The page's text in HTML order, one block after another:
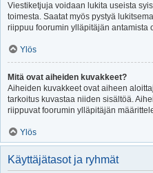
Viestiketjuja voidaan lukita useista
toimesta. Saatat myös pystyä
riippuu foorumin ylläpitäjän antamista
Ylös
Mitä ovat aiheiden kuvakkeet?
Aiheiden kuvakkeet ovat aiheen
tarkoitus kuvastaa niiden sisältöä.
riippuvat foorumin ylläpitäjän
Ylös
Käyttäjätasot ja ryhmät